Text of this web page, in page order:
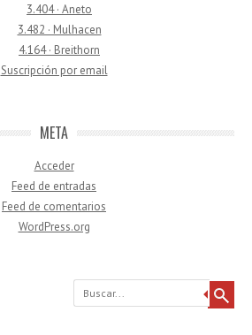
3.404 · Aneto
3.482 · Mulhacen
4.164 · Breithorn
Suscripción por email
META
Acceder
Feed de entradas
Feed de comentarios
WordPress.org
Buscar